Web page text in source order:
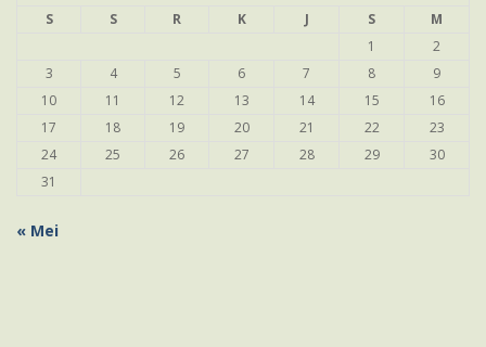
S S R K J S
M
1
2
3
4 5 6 7 8
9
10
11 12 13 14 15
16
17
18 19 20 21 22
23
24
25 26 27 28 29
30
31
« Mei